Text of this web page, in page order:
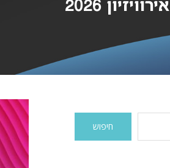
אירוויזיון 2026
חיפוש